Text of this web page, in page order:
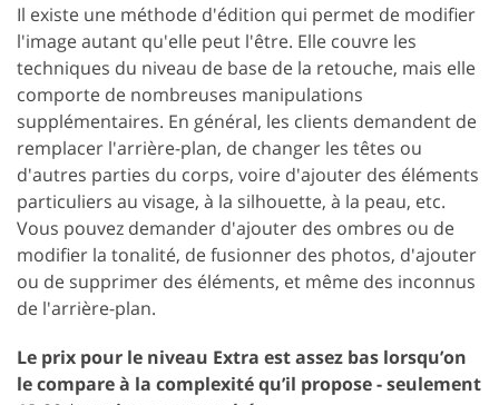
Il existe une méthode d'édition qui permet de modifier
l'image autant qu'elle peut l'être. Elle couvre les
techniques du niveau de base de la retouche, mais elle
comporte de nombreuses manipulations
supplémentaires. En général, les clients demandent de
remplacer l'arrière-plan, de changer les têtes ou
d'autres parties du corps, voire d'ajouter des éléments
particuliers au visage, à la silhouette, à la peau, etc.
Vous pouvez demander d'ajouter des ombres ou de
modifier la tonalité, de fusionner des photos, d'ajouter
ou de supprimer des éléments, et même des inconnus
de l'arrière-plan.
Le prix pour le niveau Extra est assez bas lorsqu’on
le compare à la complexité qu’il propose - seulement